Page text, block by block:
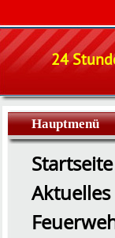
24
Hauptmenü
Startseite
Aktuelles